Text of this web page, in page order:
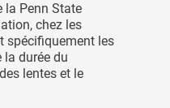
la Penn State
chez les
spécifiquement les
la durée du
lentes et le